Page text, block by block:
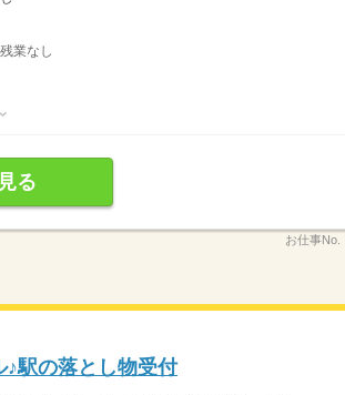
業なし
る
お仕事No.
駅の落とし物受付